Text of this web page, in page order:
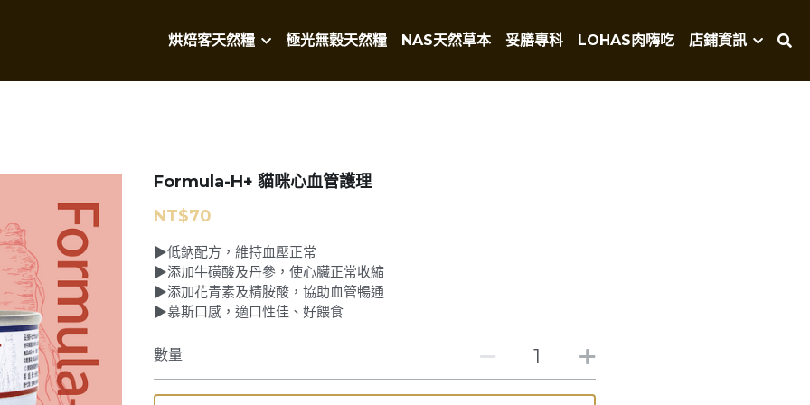
烘焙客天然糧 極光無穀天然糧 NAS天然草本 妥膳專科 LOHAS肉嗨吃 店鋪資訊
Formula-H+ 貓咪心血管護理
NT$70
▶低鈉配方，維持血壓正常
▶添加牛磺酸及丹參，使心臟正常收縮
▶添加花青素及精胺酸，協助血管暢通
▶慕斯口感，適口性佳、好餵食
數量